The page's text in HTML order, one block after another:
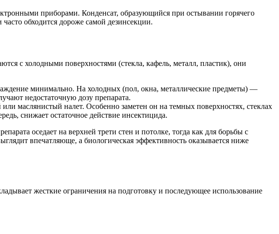
приборами. Конденсат, образующийся при остывании горячего
обходится дороже самой дезинсекции.
с холодными поверхностями (стекла, кафель, металл, пластик), они
минимально. На холодных (пол, окна, металлические предметы) —
недостаточную дозу препарата.
маслянистый налет. Особенно заметен он на темных поверхностях, стеклах
снижает остаточное действие инсектицида.
оседает на верхней трети стен и потолке, тогда как для борьбы с
впечатляюще, а биологическая эффективность оказывается ниже
жесткие ограничения на подготовку и последующее использование